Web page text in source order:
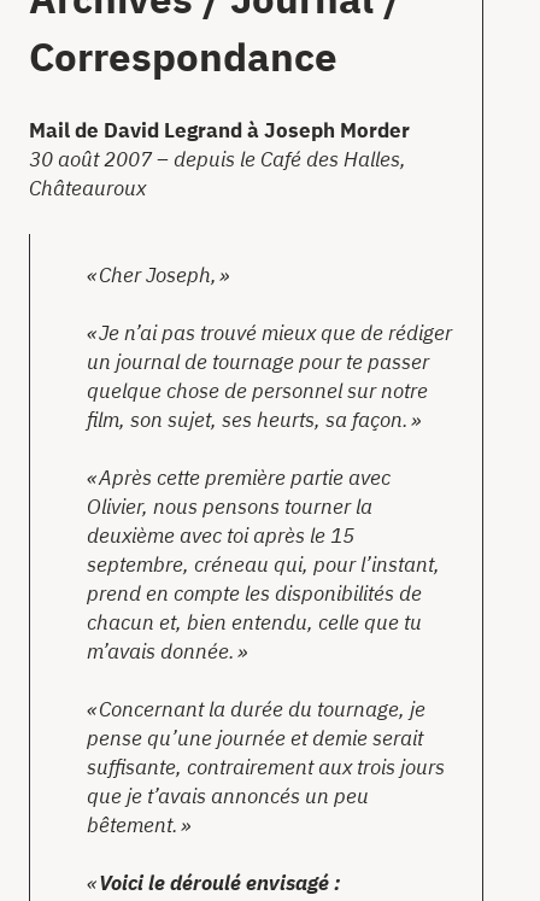
Correspondance
Mail de David Legrand à Joseph Morder
30 août 2007 – depuis le Café des Halles,
Châteauroux
Cher Joseph,
Je n’ai pas trouvé mieux que de rédiger
un journal de tournage pour te passer
quelque chose de personnel sur notre
film, son sujet, ses heurts, sa façon.
Après cette première partie avec
Olivier, nous pensons tourner la
deuxième avec toi après le 15
septembre, créneau qui, pour l’instant,
prend en compte les disponibilités de
chacun et, bien entendu, celle que tu
m’avais donnée.
Concernant la durée du tournage, je
pense qu’une journée et demie serait
suffisante, contrairement aux trois jours
que je t’avais annoncés un peu
bêtement.
Voici le déroulé envisagé :